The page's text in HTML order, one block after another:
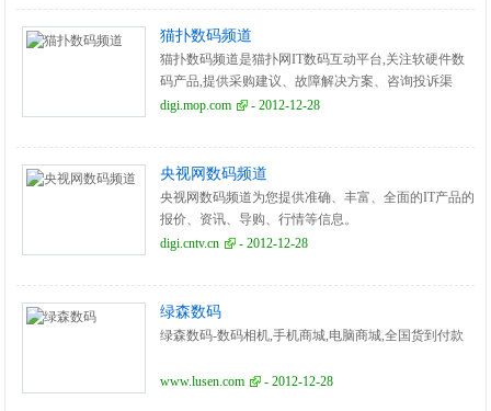
猫扑数码频道
猫扑数码频道是猫扑网IT数码互动平台,关注软硬件数
码产品,提供采购建议、故障解决方案、咨询投诉渠
道。
digi.mop.com - 2012-12-28
央视网数码频道
央视网数码频道为您提供准确、丰富、全面的IT产品的
报价、资讯、导购、行情等信息。
digi.cntv.cn
- 2012-12-28
绿森数码
绿森数码-数码相机,手机商城,电脑商城,全国货到付款
www.lusen.com - 2012-12-28